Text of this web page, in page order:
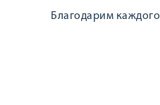
Благодарим